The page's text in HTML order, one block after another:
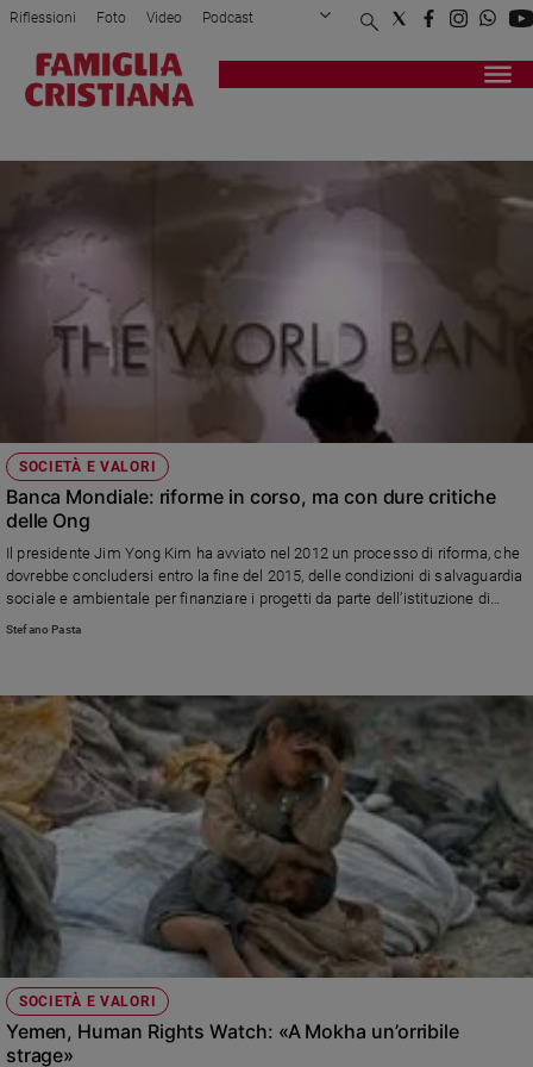
Attualità
Economia
giustizia
Sport
Papa
Papa
Chiesa
Chiesa
Fede
Santi
Devozione
e
fede
Parola
giorno
Santo
Società
e
valori
Riflessioni Foto Video Podcast
Privacy Policy Chi siamo
Registrati Redazione
SOCIETÀ E VALORI
Banca Mondiale: riforme in corso, ma con dure critiche
delle Ong
Il presidente Jim Yong Kim ha avviato nel 2012 un processo di riforma, che
dovrebbe concludersi entro la fine del 2015, delle condizioni di salvaguardia
sociale e ambientale per finanziare i progetti da parte dell’istituzione di
Washington. Ma secondo molte organizzazioni non governative la strada
Stefano Pasta
SOCIETÀ E VALORI
Yemen, Human Rights Watch: «A Mokha un’orribile
strage»